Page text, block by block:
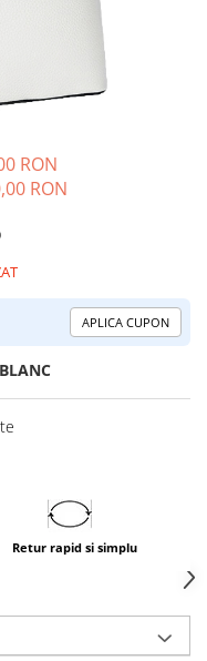
RON
RON
APLICA CUPON
Retur rapid si simplu